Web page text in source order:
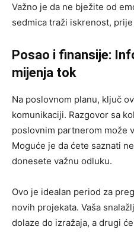
Važno je da ne bježite od
sedmica traži iskrenost,
Posao i finansije:
mijenja tok
Na poslovnom planu, ključ
komunikaciji. Razgovor sa
poslovnim partnerom može
Moguće je da ćete saznati
donesete važnu odluku.
Ovo je idealan period za
novih projekata. Vaša
dolaze do izražaja, a drugi